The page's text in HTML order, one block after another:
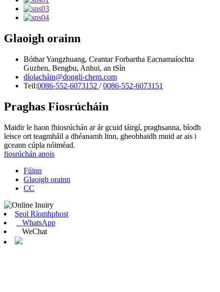
Glaoigh orainn
Bóthar Yangzhuang, Ceantar Forbartha Eacnamaíochta
Guzhen, Bengbu, Anhui, an tSín
díolacháin@dongli-chem.com
Teil:0086-552-6073152 /0086-552-6073151
Praghas Fiosrúcháin
Maidir le haon fhiosrúchán ar ár gcuid táirgí, praghsanna, bíodh
leisce ort teagmháil a dhéanamh linn, gheobhaidh muid ar ais i
gceann cúpla nóiméad.
fiosrúchán anois
Fúinn
Glaoigh orainn
CC
Seol Ríomhphost
WhatsApp
WeChat